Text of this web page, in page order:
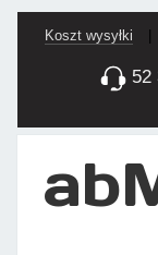
Koszt wysyłki
52